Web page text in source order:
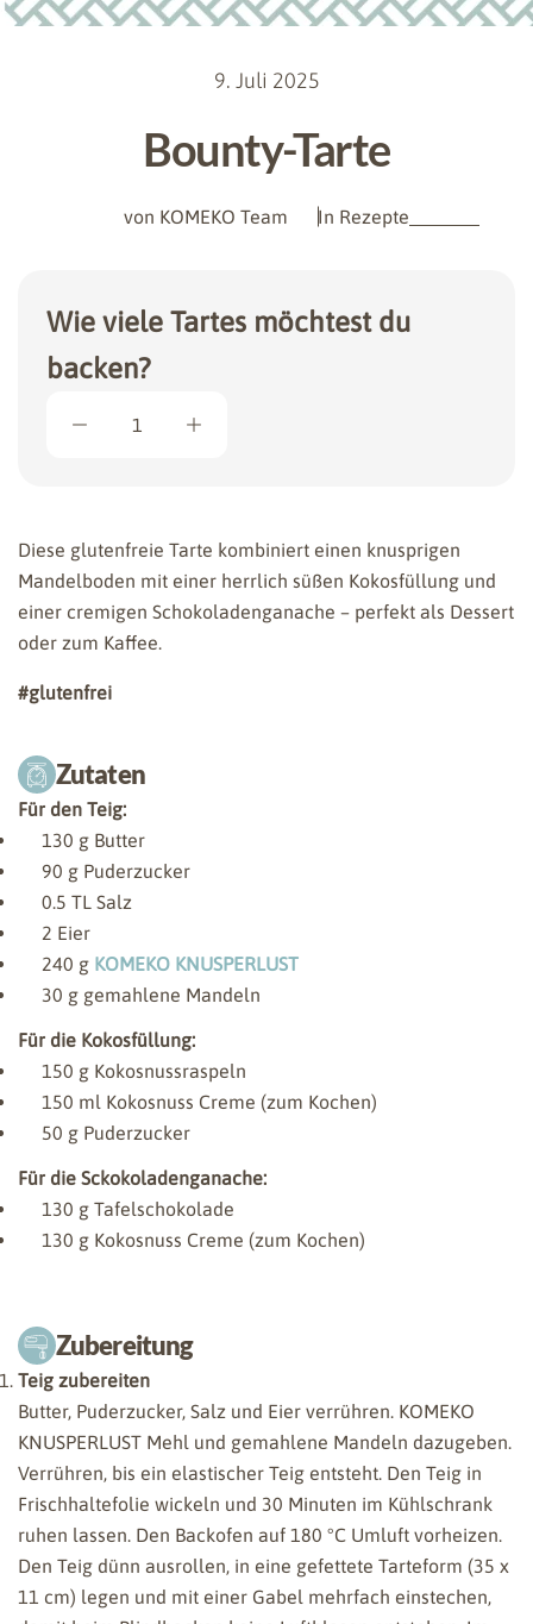
9. Juli 2025
Bounty-Tarte
von KOMEKO Team In Rezepte
Wie viele Tartes möchtest du
backen?
1
Diese glutenfreie Tarte kombiniert einen knusprigen
Mandelboden mit einer herrlich süßen Kokosfüllung und
einer cremigen Schokoladenganache – perfekt als Dessert
oder zum Kaffee.
#glutenfrei
Zutaten
Für den Teig:
130 g Butter
90 g Puderzucker
0.5 TL Salz
2 Eier
240 g KOMEKO KNUSPERLUST
30 g gemahlene Mandeln
Für die Kokosfüllung:
150 g Kokosnussraspeln
150 ml Kokosnuss Creme (zum Kochen)
50 g Puderzucker
Für die Sckokoladenganache:
130 g Tafelschokolade
130 g Kokosnuss Creme (zum Kochen)
Zubereitung
Teig zubereiten
Butter, Puderzucker, Salz und Eier verrühren. KOMEKO
KNUSPERLUST Mehl und gemahlene Mandeln dazugeben.
Verrühren, bis ein elastischer Teig entsteht. Den Teig in
Frischhaltefolie wickeln und 30 Minuten im Kühlschrank
ruhen lassen. Den Backofen auf 180 °C Umluft vorheizen.
Den Teig dünn ausrollen, in eine gefettete Tarteform (35 x
11 cm) legen und mit einer Gabel mehrfach einstechen,